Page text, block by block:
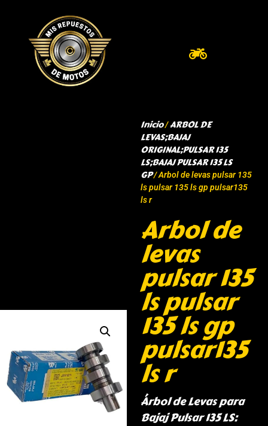
Inicio/ARBOL DE
LEVAS;BAJAJ
ORIGINAL;PULSAR 135
LS;BAJAJ PULSAR 135 LS
GP/ Arbol de levas pulsar 135
ls pulsar 135 ls gp pulsar135
ls r
Arbol de
levas
pulsar 135
ls pulsar
135 ls gp
pulsar135
ls r
Árbol de Levas para
Bajaj Pulsar 135 LS: